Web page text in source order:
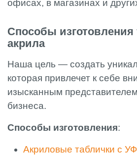
офисах, в магазинах и
Способы изготовления
акрила
Наша цель — создать
которая привлечет к себе
изысканным
бизнеса.
Способы изготовления:
Акриловые таблички с